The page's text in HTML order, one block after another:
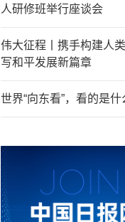
人研修班举行座谈会
伟大征程丨携手构建人
写和平发展新篇章
世界“向东看”，看的是什